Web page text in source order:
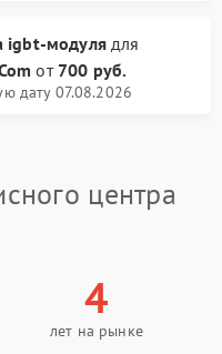
igbt-модулядля
от 700 руб.
дату 07.08.2026
центра
4
лет на рынке